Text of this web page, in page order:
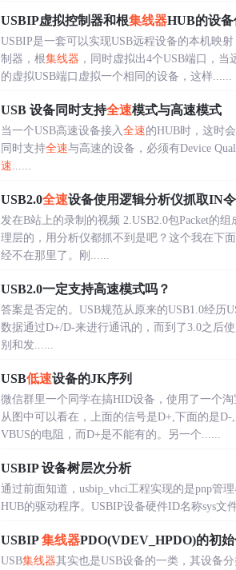
USBIP虚拟控制器和根集线器HUB的设
USBIP是一套可以实现USB远程设备的本机映
制器，根集线器 ，同时虚拟出4个USB端口，
的虚拟USB端口虚拟一个相同的设备，这样......
USB 设备同时支持全速模式与高速模式
当一个USB高速设备接入全速的HUB时，这时
同时支持全速与高速的设备，必须有Device
速......
USB2.0全速设备使用逻辑分析仪抓取IN
发在B站上的录制的视频 2.USB2.0包Packet的
理层的，用分析仪都抓不到是吧？这个我在下
经不在那里了。刚......
USB2.0一定支持高速模式吗？
答案是否定的。USB规范从原来的USB1.0经历
数据通过D+/D-来进行通讯的，而到了3.0之后
别和发......
USB低速设备的JK序列
微信群里一个同学在搞HID设备，使用了一个
从图中可以看在，上面的信号是D+,下面的是
VBUS的电阻，而D+是不能有的。另一个......
USBIP 设备树层次分析
通过前面知道，usbip_vhci工程实现的是pnp管
HUB的驱动程序。USBIP设备硬件ID名称sys文
USBIP集线器PDO(VDEV_HPDO)的初
USB集线器其实也是USB设备的一类，其设备